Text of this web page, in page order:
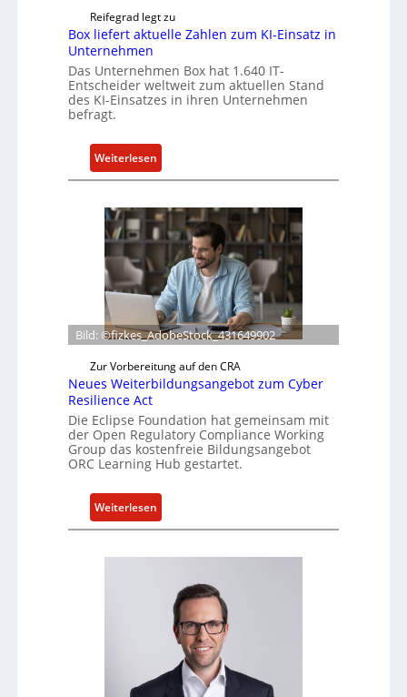
Reifegrad legt zu
Box liefert aktuelle Zahlen zum KI-Einsatz in
Unternehmen
Das Unternehmen Box hat 1.640 IT-
Entscheider weltweit zum aktuellen Stand
des KI-Einsatzes in ihren Unternehmen
befragt.
Weiterlesen
B
x
l
e
f
e
r
t
a
k
u
e
l
e
Z
h
m
Bild: ©fizkes_AdobeStock_431649902
Zur Vorbereitung auf den CRA
Neues Weiterbildungsangebot zum Cyber
Resilience Act
Die Eclipse Foundation hat gemeinsam mit
der Open Regulatory Compliance Working
Group das kostenfreie Bildungsangebot
ORC Learning Hub gestartet.
Weiterlesen
N
t